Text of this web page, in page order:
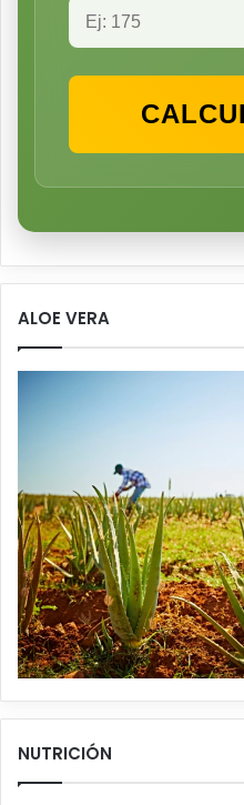
ALOE VERA
NUTRICIÓN